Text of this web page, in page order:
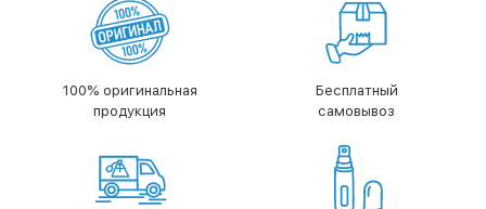
100% оригинальная
продукция
Бесплатный
самовывоз